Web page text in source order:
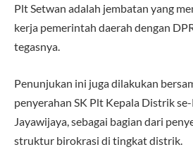
Plt Setwan adalah jembatan yang
kerja pemerintah daerah dengan
tegasnya.
Penunjukan ini juga dilakukan
penyerahan SK Plt Kepala Distrik
Jayawijaya, sebagai bagian dari
struktur birokrasi di tingkat distrik.